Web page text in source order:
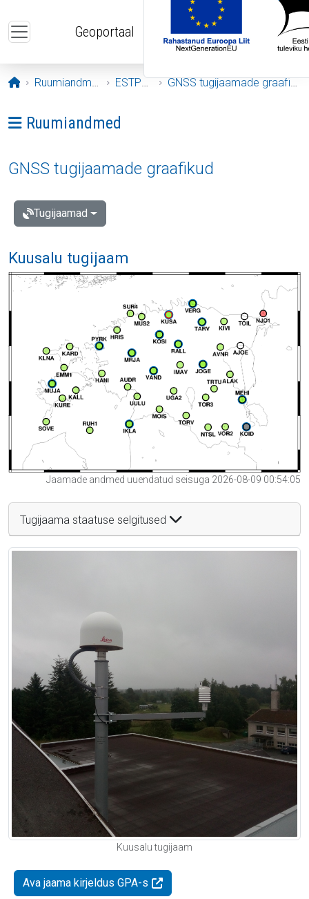
Geoportaal
Avaleht
Ruumiandmed ESTPOS GNSS tugijaamade graafikud
Ava menüü: Ruumiandmed
Ruumiandmed
GNSS tugijaamade graafikud
Tugijaamad
Kuusalu tugijaam
Jaamade andmed uuendatud seisuga 2026-08-09 00:54:05
Tugijaama staatuse selgitused
Kuusalu tugijaam
Ava jaama kirjeldus GPA-s